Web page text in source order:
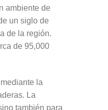
ambiente de
un siglo de
de la región.
de 95,000
la
La
también para